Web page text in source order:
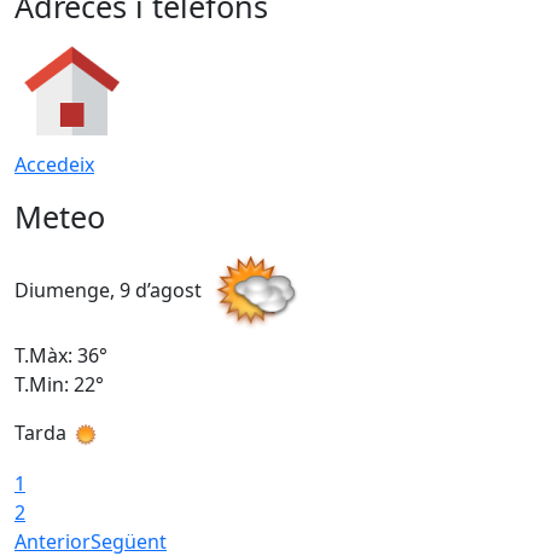
Accedeix
Meteo
Diumenge, 9 d’agost
T.Màx: 36°
T.Min: 22°
Tarda
1
2
AnteriorSegüent